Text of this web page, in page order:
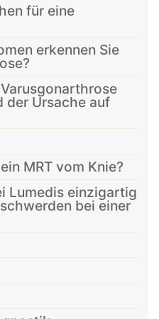
für eine
erkennen Sie
der Ursache auf
MRT vom Knie?
Lumedis einzigartig
bei einer